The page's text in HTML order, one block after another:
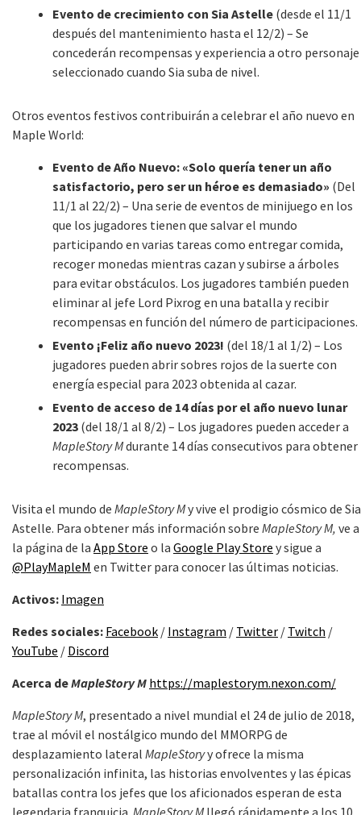
Evento de crecimiento con Sia Astelle (desde el 11/1
después del mantenimiento hasta el 12/2) – Se
concederán recompensas y experiencia a otro personaje
seleccionado cuando Sia suba de nivel.
Otros eventos festivos contribuirán a celebrar el año nuevo en
Maple World:
Evento de Año Nuevo: «Solo quería tener un año
satisfactorio, pero ser un héroe es demasiado» (Del
11/1 al 22/2) – Una serie de eventos de minijuego en los
que los jugadores tienen que salvar el mundo
participando en varias tareas como entregar comida,
recoger monedas mientras cazan y subirse a árboles
para evitar obstáculos. Los jugadores también pueden
eliminar al jefe Lord Pixrog en una batalla y recibir
recompensas en función del número de participaciones.
Evento ¡Feliz año nuevo 2023! (del 18/1 al 1/2) – Los
jugadores pueden abrir sobres rojos de la suerte con
energía especial para 2023 obtenida al cazar.
Evento de acceso de 14 días por el año nuevo lunar
2023 (del 18/1 al 8/2) – Los jugadores pueden acceder a
MapleStory Mdurante 14 días consecutivos para obtener
recompensas.
Visita el mundo de MapleStory My vive el prodigio cósmico de Sia
Astelle. Para obtener más información sobre MapleStory M, ve a
la página de la App Store o la Google Play Store y sigue a
@PlayMapleM en Twitter para conocer las últimas noticias.
Activos: Imagen
Redes sociales: Facebook / Instagram / Twitter / Twitch /
YouTube / Discord
Acerca deMapleStory M https://maplestorym.nexon.com/
MapleStory M, presentado a nivel mundial el 24 de julio de 2018,
trae al móvil el nostálgico mundo del MMORPG de
desplazamiento lateral MapleStoryy ofrece la misma
personalización infinita, las historias envolventes y las épicas
batallas contra los jefes que los aficionados esperan de esta